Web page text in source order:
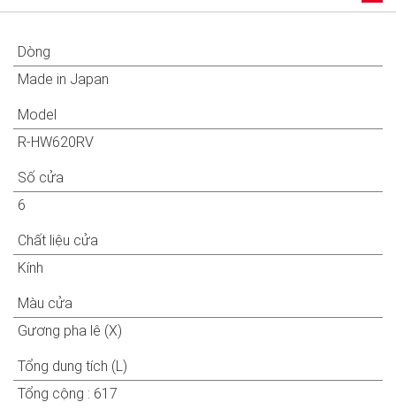
Dòng
Made in Japan
Model
R-HW620RV
Số cửa
6
Chất liệu cửa
Kính
Màu cửa
Gương pha lê (X)
Tổng dung tích (L)
Tổng cộng : 617